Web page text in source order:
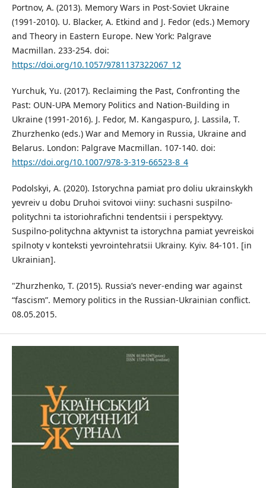
Portnov, A. (2013). Memory Wars in Post-Soviet Ukraine
(1991-2010). U. Blacker, A. Etkind and J. Fedor (eds.) Memory
and Theory in Eastern Europe. New York: Palgrave
Macmillan. 233-254. doi:
https://doi.org/10.1057/9781137322067_12
Yurchuk, Yu. (2017). Reclaiming the Past, Confronting the
Past: OUN-UPA Memory Politics and Nation-Building in
Ukraine (1991-2016). J. Fedor, M. Kangaspuro, J. Lassila, T.
Zhurzhenko (eds.) War and Memory in Russia, Ukraine and
Belarus. London: Palgrave Macmillan. 107-140. doi:
https://doi.org/10.1007/978-3-319-66523-8_4
Podolskyi, A. (2020). Istorychna pamiat pro doliu ukrainskykh
yevreiv u dobu Druhoi svitovoi viiny: suchasni suspilno-
politychni ta istoriohrafichni tendentsii i perspektyvy.
Suspilno-politychna aktyvnist ta istorychna pamiat yevreiskoi
spilnoty v konteksti yevrointehratsii Ukrainy. Kyiv. 84-101. [in
Ukrainian].
"Zhurzhenko, T. (2015). Russia’s never-ending war against
“fascism”. Memory politics in the Russian-Ukrainian conflict.
08.05.2015.